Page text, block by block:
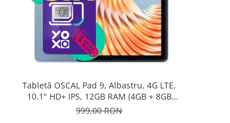
Tabletă OSCAL Pad 9, Albastru, 4G LTE,
10.1" HD+ IPS, 12GB RAM (4GB + 8GB
extensibili), 128GB, Android 15,
999,00 RON